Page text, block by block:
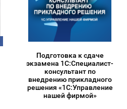
Подготовка к сдаче
экзамена 1С:Специалист-
консультант по
внедрению прикладного
решения «1С:Управление
нашей фирмой»